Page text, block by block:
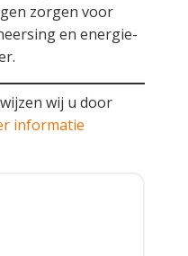
zorgen voor
en energie-
wij u door
informatie